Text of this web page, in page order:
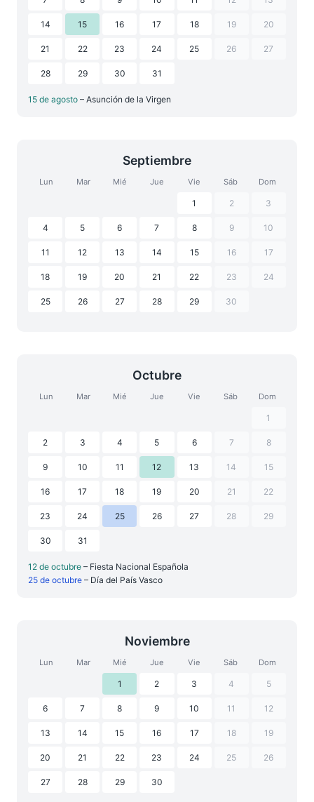
14 15 16 17 18 19 20
21 22 23 24 25 26 27
28 29 30 31
15 de agosto – Asunción de la Virgen
Septiembre
Lun Mar Mié Jue Vie Sáb Dom
1 2 3
4 5 6 7 8 9 10
11 12 13 14 15 16 17
18 19 20 21 22 23 24
25 26 27 28 29 30
Octubre
Lun Mar Mié Jue Vie Sáb Dom
1
2 3 4 5 6 7 8
9 10 11 12 13 14 15
16 17 18 19 20 21 22
23 24 25 26 27 28 29
30 31
12 de octubre – Fiesta Nacional Española
25 de octubre – Día del País Vasco
Noviembre
Lun Mar Mié Jue Vie Sáb Dom
1 2 3 4 5
6 7 8 9 10 11 12
13 14 15 16 17 18 19
20 21 22 23 24 25 26
27 28 29 30